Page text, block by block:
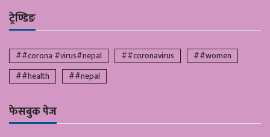
ट्रेण्डिङ
##corona #virus#nepal ##coronavirus
##women
##health
##nepal
फेसबुक पेज